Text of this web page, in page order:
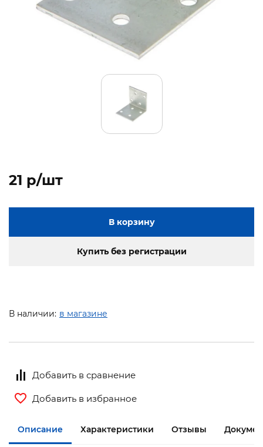
21 p/шт
В корзину
Купить без регистрации
В наличии: в магазине
Добавить в сравнение
Добавить в избранное
Описание Характеристики Отзывы